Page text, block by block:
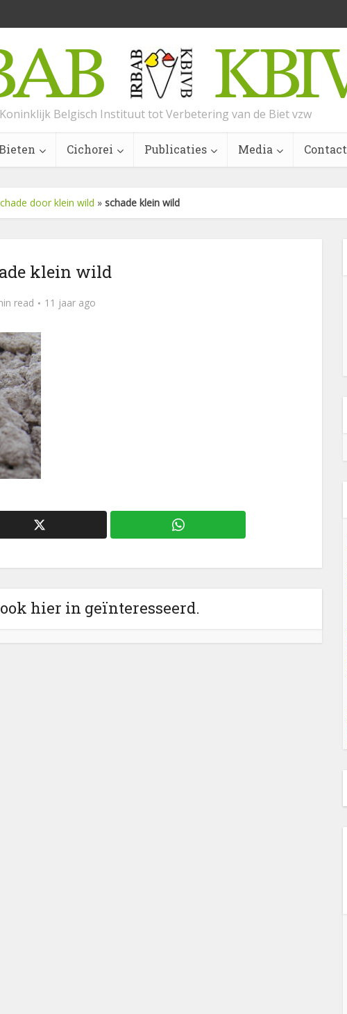
Koninklijk Belgisch Instituut tot Verbetering van de Biet vzw
Cichorei Publicaties Media Contact
door klein wild » schade klein wild
klein wild
read 11 jaar ago
hier in geïnteresseerd.